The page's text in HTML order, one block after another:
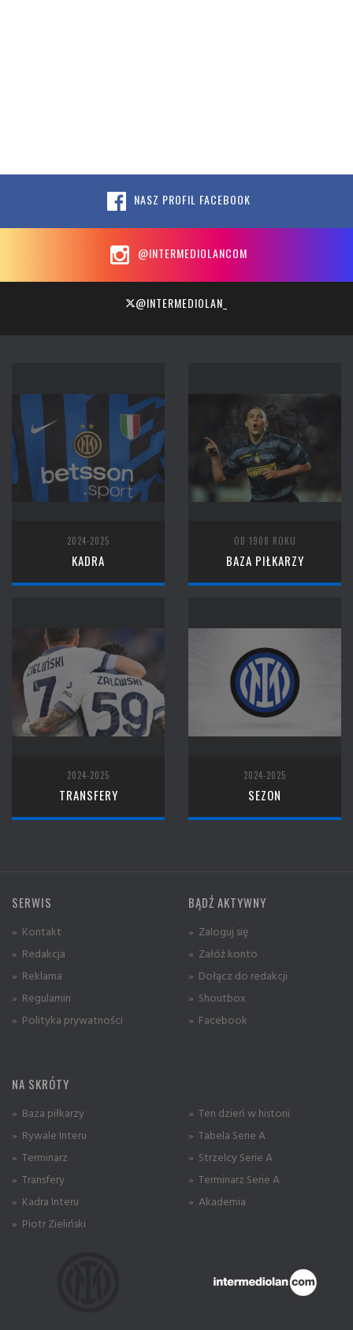
NASZ PROFIL FACEBOOK
@INTERMEDIOLANCOM
@INTERMEDIOLAN_
2024-2025
KADRA
OD 1908 ROKU
BAZA PIŁKARZY
2024-2025
TRANSFERY
2024-2025
SEZON
SERWIS
» Kontakt
» Redakcja
» Reklama
» Regulamin
» Polityka prywatności
BĄDŹ AKTYWNY
» Zaloguj się
» Załóż konto
» Dołącz do redakcji
» Shoutbox
» Facebook
NA SKRÓTY
» Baza piłkarzy
» Rywale Interu
» Terminarz
» Transfery
» Kadra Interu
» Piotr Zieliński
» Ten dzień w historii
» Tabela Serie A
» Strzelcy Serie A
» Terminarz Serie A
» Akademia